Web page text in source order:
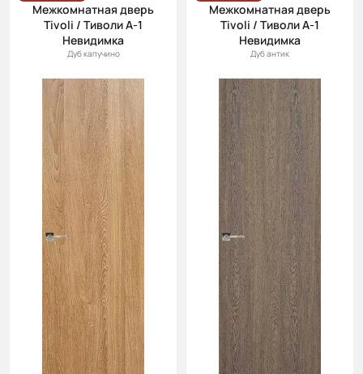
Межкомнатная дверь
Tivoli / Тиволи А-1
Невидимка
Дуб капучино
Межкомнатная дверь
Tivoli / Тиволи А-1
Невидимка
Дуб антик